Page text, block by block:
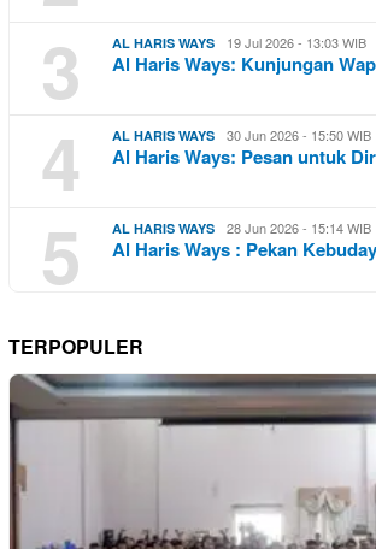
3 AL HARIS WAYS 19 Jul 2026 - 13:03 WIB
Al Haris Ways: Kunjungan
4 AL HARIS WAYS 30 Jun 2026 - 15:50 WIB
Al Haris Ways: Pesan untuk
5 AL HARIS WAYS 28 Jun 2026 - 15:14 WIB
Al Haris Ways : Pekan
TERPOPULER